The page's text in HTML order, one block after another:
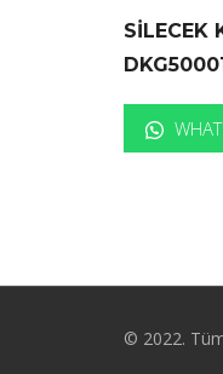
SİLECEK
© 2022. Tüm